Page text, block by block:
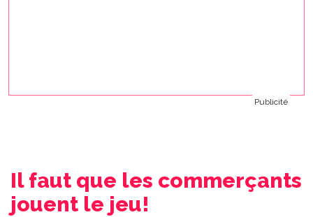
Publicité
Il faut que les commerçants
jouent le jeu!